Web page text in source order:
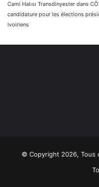
Cami Halısı Transdinyester dans
candidature pour les élections
Ivoiriens
© Copyright 2026,